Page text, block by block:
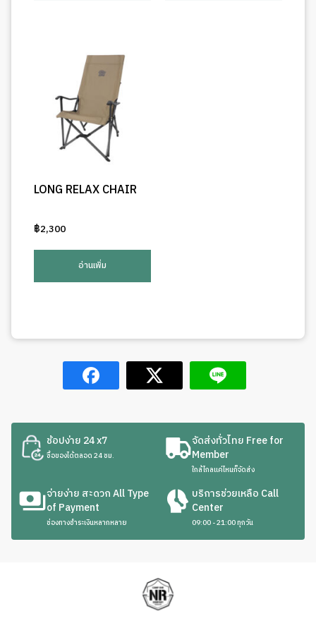
LONG RELAX CHAIR
฿2,300
อ่านเพิ่ม
ช้อปง่าย 24 x7
ซื้อของได้ตลอด 24 ชม.
จัดส่งทั่วไทย Free for
Member
ใกล้ไกลแค่ไหนก็จัดส่ง
จ่ายง่าย สะดวก All Type
of Payment
ช่องทางชำระเงินหลากหลาย
บริการช่วยเหลือ Call
Center
09:00 - 21:00 ทุกวัน